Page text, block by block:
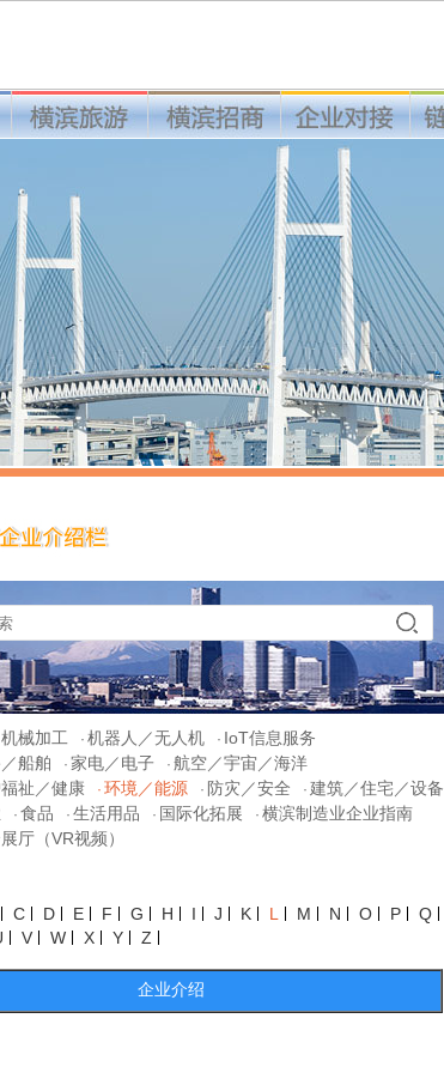
机械加工 · 机器人／无人机 · IoT信息服务
船舶 · 家电／电子 · 航空／宇宙／海洋
祉／健康 · 环境／能源 · 防灾／安全 · 建筑／住宅／设备
· 食品 · 生活用品 · 国际化拓展 · 横滨制造业企业指南
厅（VR视频）
C D E F G H I J K L M N O P
Q
V W X Y Z
企业介绍